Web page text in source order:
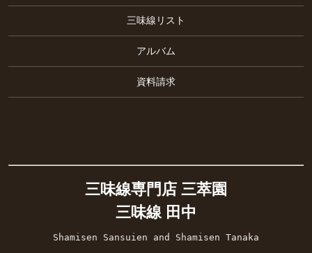
三味線リスト
アルバム
資料請求
三味線専門店 三萃園
三味線 田中
Shamisen Sansuien and Shamisen Tanaka